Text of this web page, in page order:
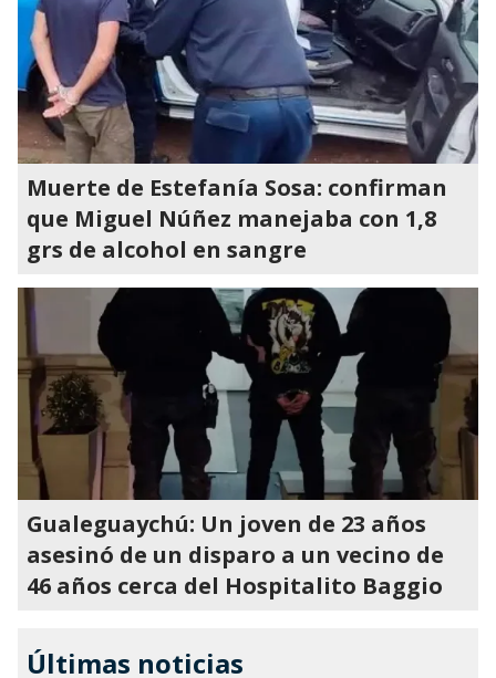
Muerte de Estefanía Sosa: confirman
que Miguel Núñez manejaba con 1,8
grs de alcohol en sangre
Gualeguaychú: Un joven de 23 años
asesinó de un disparo a un vecino de
46 años cerca del Hospitalito Baggio
Últimas noticias